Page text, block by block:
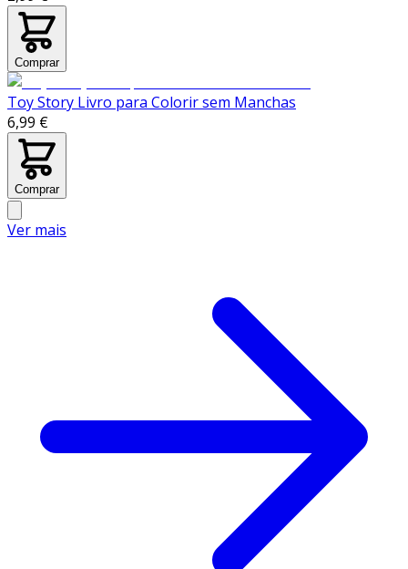
Comprar
Toy Story Livro para Colorir sem Manchas
6,99 €
Comprar
Ver mais